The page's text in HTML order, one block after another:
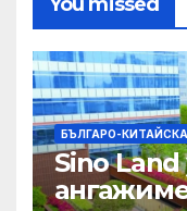
БЪЛГАРО-
Sino